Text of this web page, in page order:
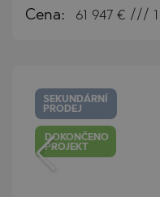
Cena: 61 947 € /// 1
SEKUNDÁRNÍ
PRODEJ
DOKONČENO
PROJEKT